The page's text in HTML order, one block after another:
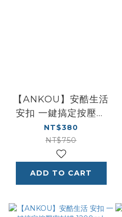
【ANKOU】安酷生活
安扣 一鍵搞定按壓密
封罐 2700mL
NT$380
NT$750
ADD TO CART